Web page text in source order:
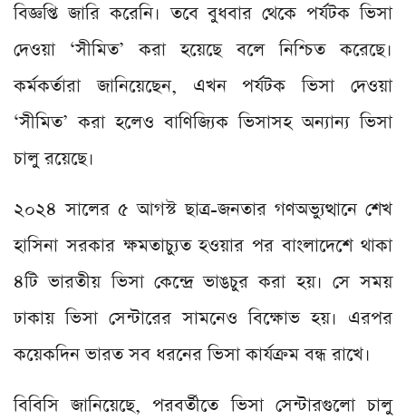
বিজ্ঞপ্তি জারি করেনি। তবে বুধবার থেকে পর্যটক ভিসা
দেওয়া ‘সীমিত’ করা হয়েছে বলে নিশ্চিত করেছে।
কর্মকর্তারা জানিয়েছেন, এখন পর্যটক ভিসা দেওয়া
‘সীমিত’ করা হলেও বাণিজ্যিক ভিসাসহ অন্যান্য ভিসা
চালু রয়েছে।
২০২৪ সালের ৫ আগস্ট ছাত্র-জনতার গণঅভ্যুত্থানে শেখ
হাসিনা সরকার ক্ষমতাচ্যুত হওয়ার পর বাংলাদেশে থাকা
৪টি ভারতীয় ভিসা কেন্দ্রে ভাঙচুর করা হয়। সে সময়
ঢাকায় ভিসা সেন্টারের সামনেও বিক্ষোভ হয়। এরপর
কয়েকদিন ভারত সব ধরনের ভিসা কার্যক্রম বন্ধ রাখে।
বিবিসি জানিয়েছে, পরবর্তীতে ভিসা সেন্টারগুলো চালু